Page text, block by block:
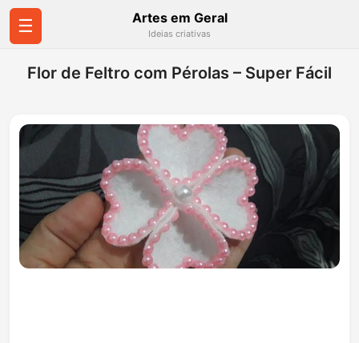
☰ Artes em Geral
Ideias criativas
Flor de Feltro com Pérolas – Super Fácil